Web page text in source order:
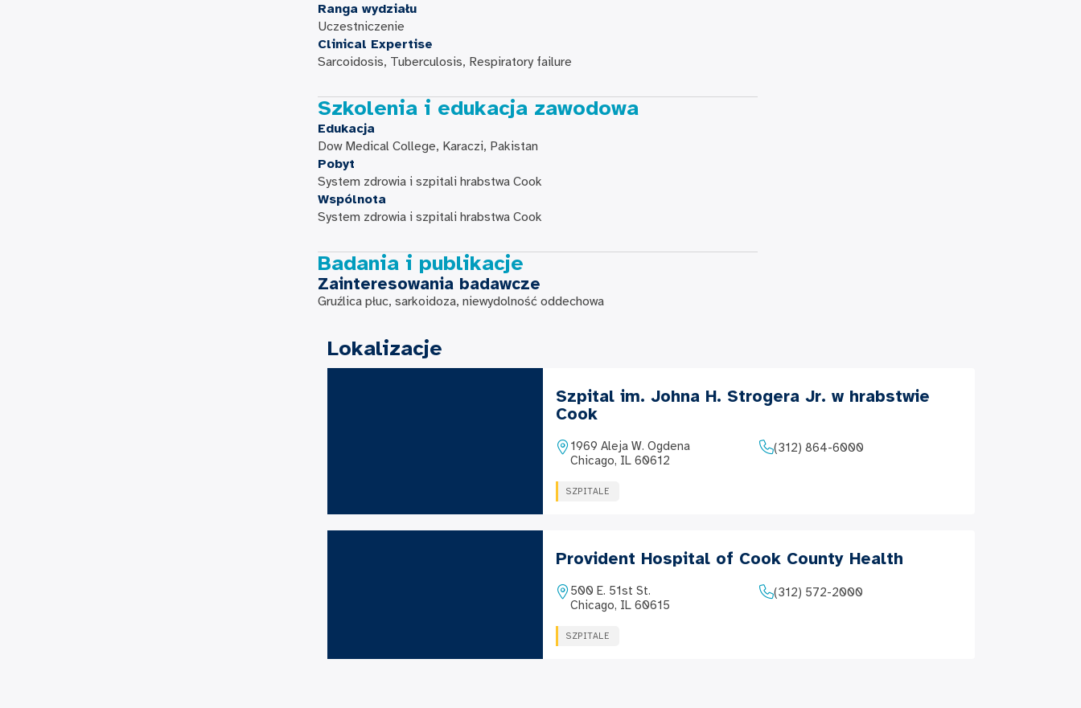
Ranga wydziału
Uczestniczenie
Clinical Expertise
Sarcoidosis, Tuberculosis, Respiratory failure
Szkolenia i edukacja zawodowa
Edukacja
Dow Medical College, Karaczi, Pakistan
Pobyt
System zdrowia i szpitali hrabstwa Cook
Wspólnota
System zdrowia i szpitali hrabstwa Cook
Badania i publikacje
Zainteresowania badawcze
Gruźlica płuc, sarkoidoza, niewydolność oddechowa
Lokalizacje
Szpital im. Johna H. Strogera Jr. w hrabstwie
Cook
1969 Aleja W. Ogdena
Chicago, IL 60612
(312) 864-6000
SZPITALE
Provident Hospital of Cook County Health
500 E. 51st St.
Chicago, IL 60615
(312) 572-2000
SZPITALE